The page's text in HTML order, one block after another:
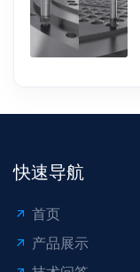
快速导航
首页
产品展示